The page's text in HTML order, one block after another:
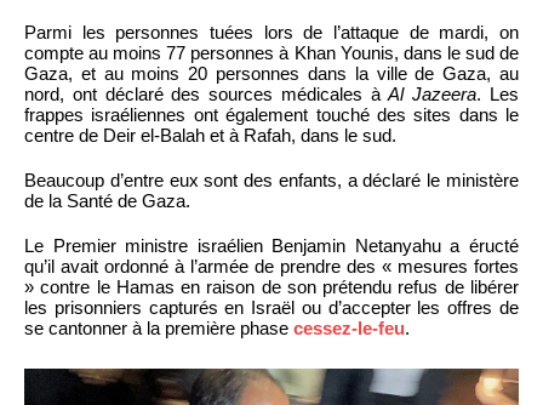
Parmi les personnes tuées lors de l’attaque de mardi, on
compte au moins 77 personnes à Khan Younis, dans le sud de
Gaza, et au moins 20 personnes dans la ville de Gaza, au
nord, ont déclaré des sources médicales àAl Jazeera. Les
frappes israéliennes ont également touché des sites dans le
centre de Deir el-Balah et à Rafah, dans le sud.
Beaucoup d’entre eux sont des enfants, a déclaré le ministère
de la Santé de Gaza.
Le Premier ministre israélien Benjamin Netanyahu a éructé
qu’il avait ordonné à l’armée de prendre des « mesures fortes
» contre le Hamas en raison de son prétendu refus de libérer
les prisonniers capturés en Israël ou d’accepter les offres de
se cantonner à la première phase cessez-le-feu.